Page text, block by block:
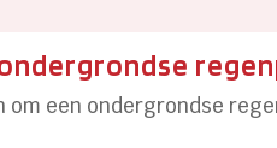
een ondergrondse